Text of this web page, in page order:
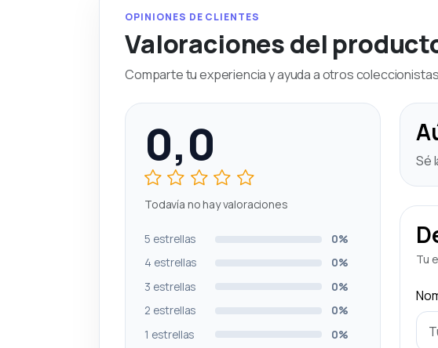
OPINIONES DE CLIENTES
Valoraciones del
Comparte tu experiencia y ayuda a otros
0,0
Todavía no hay valoraciones
5 estrellas
0%
4 estrellas
0%
3 estrellas
0%
2 estrellas
0%
1 estrellas
0%
Sé
Tu